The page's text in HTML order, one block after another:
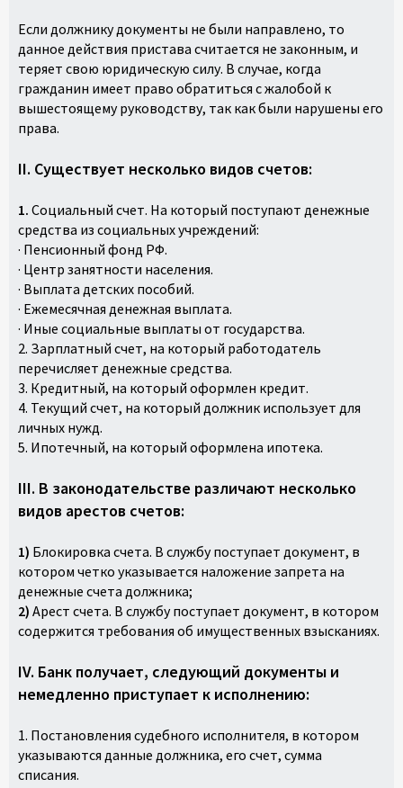
Если должнику документы не были направлено, то
данное действия пристава считается не законным, и
теряет свою юридическую силу. В случае, когда
гражданин имеет право обратиться с жалобой к
вышестоящему руководству, так как были нарушены его
права.
II. Существует несколько видов счетов:
1. Социальный счет. На который поступают денежные
средства из социальных учреждений:
· Пенсионный фонд РФ.
· Центр занятности населения.
· Выплата детских пособий.
· Ежемесячная денежная выплата.
· Иные социальные выплаты от государства.
2. Зарплатный счет, на который работодатель
перечисляет денежные средства.
3. Кредитный, на который оформлен кредит.
4. Текущий счет, на который должник использует для
личных нужд.
5. Ипотечный, на который оформлена ипотека.
III. В законодательстве различают несколько
видов арестов счетов:
1) Блокировка счета. В службу поступает документ, в
котором четко указывается наложение запрета на
денежные счета должника;
2) Арест счета. В службу поступает документ, в котором
содержится требования об имущественных взысканиях.
IV. Банк получает, следующий документы и
немедленно приступает к исполнению:
1. Постановления судебного исполнителя, в котором
указываются данные должника, его счет, сумма
списания.